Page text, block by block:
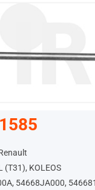
(T31), KOLEOS
54668JA000,